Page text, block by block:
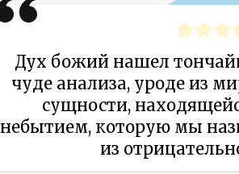
Дух божий нашел
чуде анализа, уроде из
сущности,
небытием, которую мы
из